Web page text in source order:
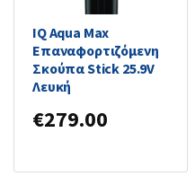
IQ Aqua Max
Επαναφορτιζόμενη
Σκούπα Stick 25.9V
Λευκή
€279.00